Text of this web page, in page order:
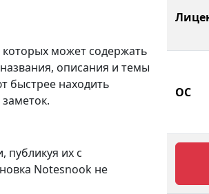
которых может содержать
описания и темы
быстрее находить
их с
Notesnook не
ОС